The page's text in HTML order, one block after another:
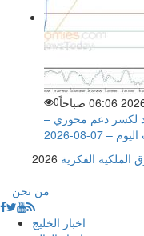
0
لكسر دعم محوري –
– 07-08-2026
2026
من نحن
اخبار الخليج